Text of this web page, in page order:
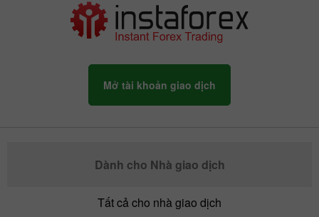
Mở tài khoản giao dịch
Dành cho Nhà giao dịch
Tất cả cho nhà giao dịch